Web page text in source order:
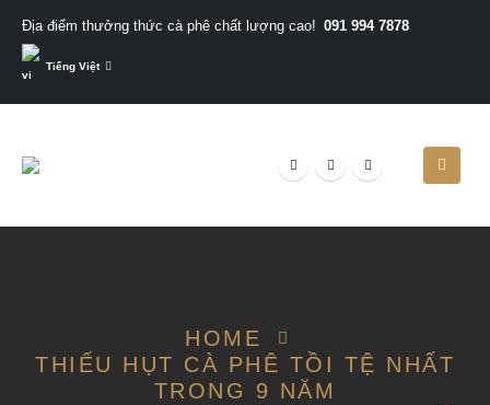
Địa điểm thưởng thức cà phê chất lượng cao! 091 994 7878
Tiếng Việt
HOME
THIẾU HỤT CÀ PHÊ TỒI TỆ NHẤT
TRONG 9 NĂM